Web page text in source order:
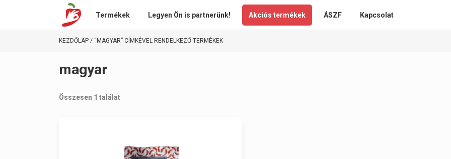
Termékek Legyen Ön is partnerünk! Akciós termékek ÁSZF Kapcsolat
KEZDŐLAP / “MAGYAR” CÍMKÉVEL RENDELKEZŐ TERMÉKEK
magyar
Összesen 1 találat